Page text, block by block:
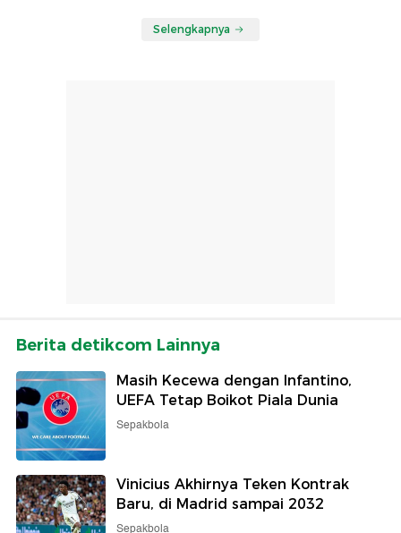
Selengkapnya
Berita detikcom Lainnya
Masih Kecewa dengan Infantino,
UEFA Tetap Boikot Piala Dunia
Sepakbola
Vinicius Akhirnya Teken Kontrak
Baru, di Madrid sampai 2032
Sepakbola